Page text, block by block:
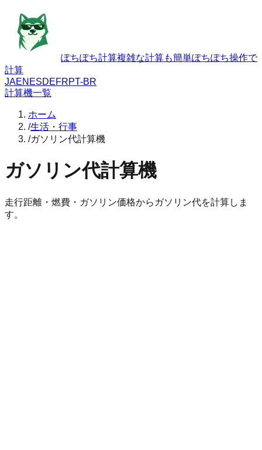
ぽちぽち計算複雑な計算も簡単ぽちぽち操作で
計算
JAEN ESDEFRPT-BR
計算機一覧
ホーム
/生活・行事
/ガソリン代計算機
ガソリン代計算機
走行距離・燃費・ガソリン価格からガソリン代を計算しま
す。